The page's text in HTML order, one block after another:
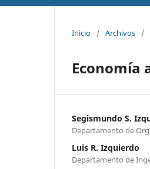
Inicio / Archivos /
Economía
Segismundo S.
Departamento de
Luis R. Izquierdo
Departamento de